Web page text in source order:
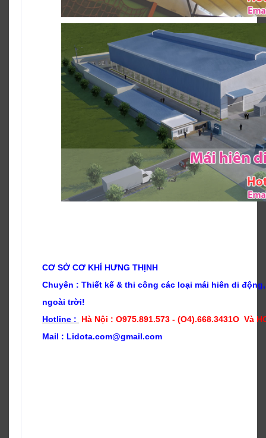
CƠ SỞ CƠ KHÍ HƯNG THỊNH
Chuyên : Thiết kế & thi công các loại mái hiên di
ngoài trời!
Hotline :
Hà Nội : O975.891.573 - (O4).668.3431O Và
Mail : Lidota.com@gmail.com